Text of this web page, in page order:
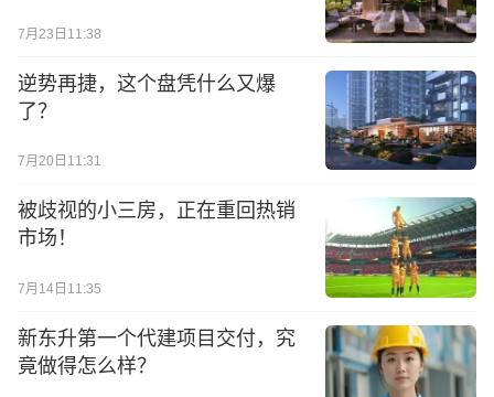
7月23日11:38
逆势再捷，这个盘凭什么又爆
了？
7月20日11:31
被歧视的小三房，正在重回热销
市场！
7月14日11:35
新东升第一个代建项目交付，究
竟做得怎么样？